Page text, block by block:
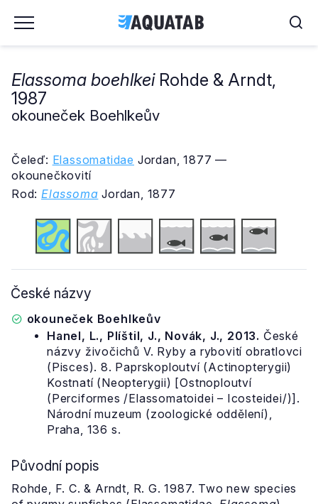
Elassoma boehlkeiRohde & Arndt,
1987
okouneček Boehlkeův
Čeleď: Elassomatidae Jordan, 1877 —
okounečkovití
Rod: Elassoma Jordan, 1877
České názvy
okouneček Boehlkeův
Hanel, L., Plíštil, J., Novák, J., 2013. České
názvy živočichů V. Ryby a rybovití obratlovci
(Pisces). 8. Paprskoploutví (Actinopterygii)
Kostnatí (Neopterygii) [Ostnoploutví
(Perciformes /Elassomatoidei – Icosteidei/)].
Národní muzeum (zoologické oddělení),
Praha, 136 s.
Původní popis
Rohde, F. C. & Arndt, R. G. 1987. Two new species